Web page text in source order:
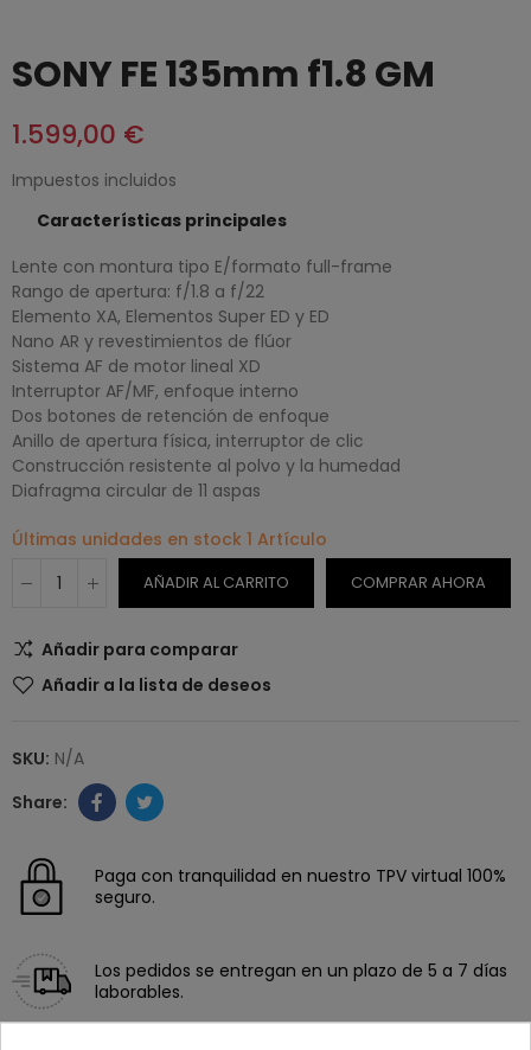
SONY FE 135mm f1.8 GM
1.599,00 €
Impuestos incluidos
Características principales
Lente con montura tipo E/formato full-frame
Rango de apertura: f/1.8 a f/22
Elemento XA, Elementos Super ED y ED
Nano AR y revestimientos de flúor
Sistema AF de motor lineal XD
Interruptor AF/MF, enfoque interno
Dos botones de retención de enfoque
Anillo de apertura física, interruptor de clic
Construcción resistente al polvo y la humedad
Diafragma circular de 11 aspas
Últimas unidades en stock 1 Artículo
AÑADIR AL CARRITO COMPRAR AHORA
Añadir para comparar
Añadir a la lista de deseos
SKU: N/A
Paga con tranquilidad en nuestro TPV virtual 100%
seguro.
Los pedidos se entregan en un plazo de 5 a 7 días
laborables.